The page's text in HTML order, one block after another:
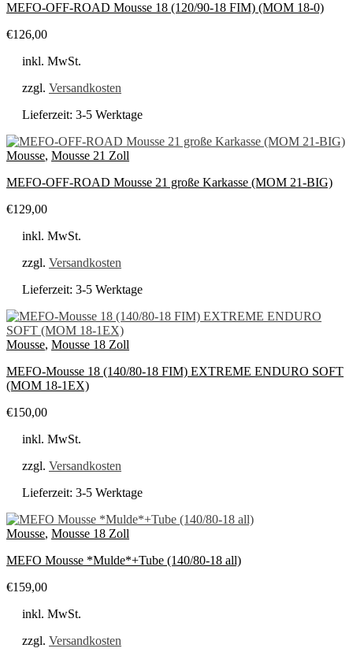
MEFO-OFF-ROAD Mousse 18 (120/90-18 FIM) (MOM 18-0)
€126,00
inkl. MwSt.
zzgl. Versandkosten
Lieferzeit: 3-5 Werktage
Mousse, Mousse 21 Zoll
MEFO-OFF-ROAD Mousse 21 große Karkasse (MOM 21-BIG)
€129,00
inkl. MwSt.
zzgl. Versandkosten
Lieferzeit: 3-5 Werktage
Mousse, Mousse 18 Zoll
MEFO-Mousse 18 (140/80-18 FIM) EXTREME ENDURO SOFT
(MOM 18-1EX)
€150,00
inkl. MwSt.
zzgl. Versandkosten
Lieferzeit: 3-5 Werktage
Mousse, Mousse 18 Zoll
MEFO Mousse *Mulde*+Tube (140/80-18 all)
€159,00
inkl. MwSt.
zzgl. Versandkosten